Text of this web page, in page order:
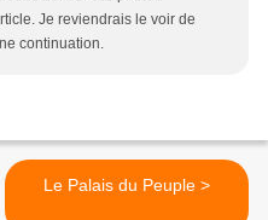
Je reviendrais le voir de
continuation.
Le Palais du Peuple >